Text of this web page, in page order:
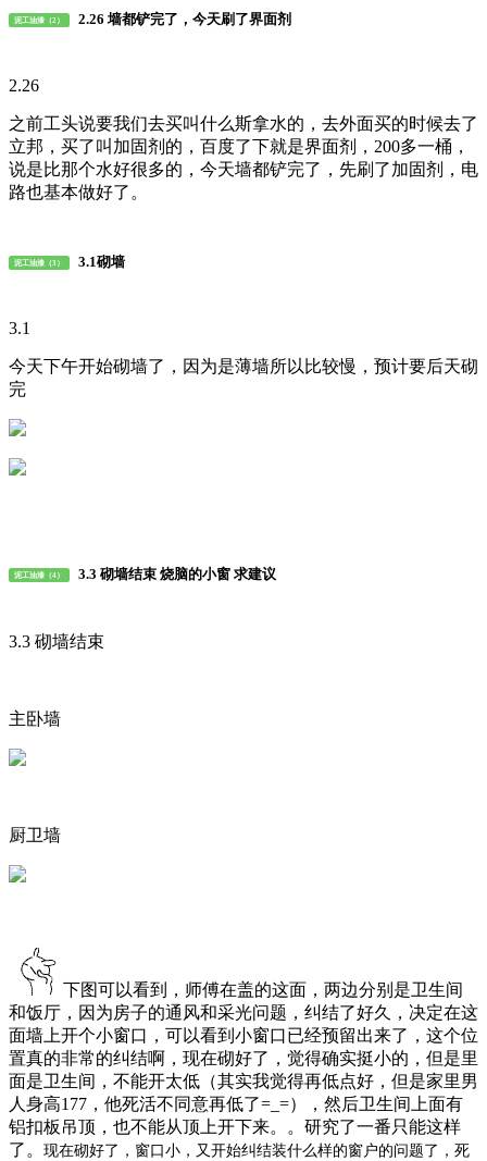
泥工油漆（2） 2.26 墙都铲完了，今天刷了界面剂
2.26
之前工头说要我们去买叫什么斯拿水的，去外面买的时候去了
立邦，买了叫加固剂的，百度了下就是界面剂，200多一桶，
说是比那个水好很多的，今天墙都铲完了，先刷了加固剂，电
路也基本做好了。
泥工油漆（3） 3.1砌墙
3.1
今天下午开始砌墙了，因为是薄墙所以比较慢，预计要后天砌
完
泥工油漆（4） 3.3 砌墙结束 烧脑的小窗 求建议
3.3 砌墙结束
主卧墙
厨卫墙
下图可以看到，师傅在盖的这面，两边分别是卫生间
和饭厅，因为房子的通风和采光问题，纠结了好久，决定在这
面墙上开个小窗口，可以看到小窗口已经预留出来了，这个位
置真的非常的纠结啊，现在砌好了，觉得确实挺小的，但是里
面是卫生间，不能开太低（其实我觉得再低点好，但是家里男
人身高177，他死活不同意再低了=_=），然后卫生间上面有
铝扣板吊顶，也不能从顶上开下来。。研究了一番只能这样
了。 现在砌好了，窗口小，又开始纠结装什么样的窗户的问题了，死